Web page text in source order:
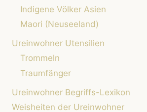
Indigene Völker Asien
Maori (Neuseeland)
Ureinwohner Utensilien
Trommeln
Traumfänger
Ureinwohner Begriffs-Lexikon
Weisheiten der Ureinwohner